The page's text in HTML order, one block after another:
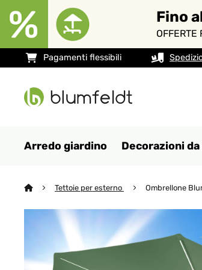
Fino
OFFERTE
Pagamenti flessibili
Arredo giardino Decorazioni
Tettoie per esterno Ombrellone